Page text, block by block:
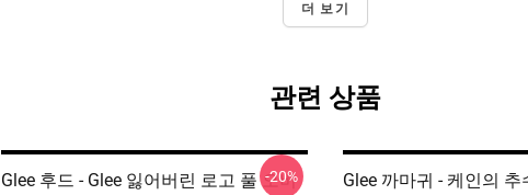
더 보기
관련 상품
Glee 후드 - Glee 잃어버린 로고 풀 오버
-20%
Glee 까마귀 - 케인의 추